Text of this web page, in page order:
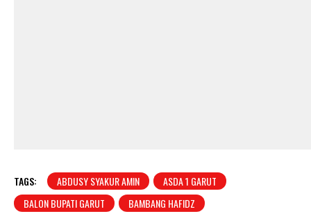
TAGS: ABDUSY SYAKUR AMIN
ASDA 1 GARUT
BALON BUPATI GARUT
BAMBANG HAFIDZ